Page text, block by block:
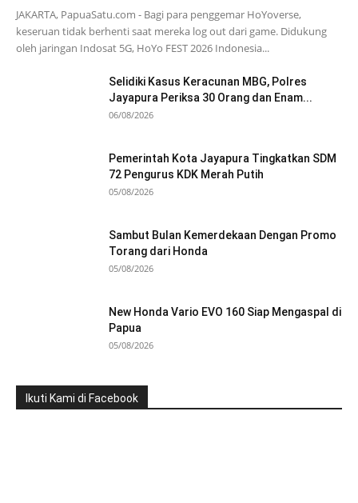
JAKARTA, PapuaSatu.com - Bagi para penggemar HoYoverse,
keseruan tidak berhenti saat mereka log out dari game. Didukung
oleh jaringan Indosat 5G, HoYo FEST 2026 Indonesia...
Selidiki Kasus Keracunan MBG, Polres
Jayapura Periksa 30 Orang dan Enam...
06/08/2026
Pemerintah Kota Jayapura Tingkatkan SDM
72 Pengurus KDK Merah Putih
05/08/2026
Sambut Bulan Kemerdekaan Dengan Promo
Torang dari Honda
05/08/2026
New Honda Vario EVO 160 Siap Mengaspal di
Papua
05/08/2026
Ikuti Kami di Facebook